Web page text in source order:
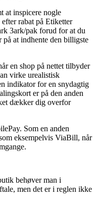
at inspicere nogle
rabat på Etiketter
3ark/pak forud for at du
på at indhente den billigste
en shop på nettet tilbyder
virke urealistisk
indikator for en snydagtig
er på den anden
dækker dig overfor
Som en anden
eksempelvis ViaBill, når
behøver man i
men det er i reglen ikke